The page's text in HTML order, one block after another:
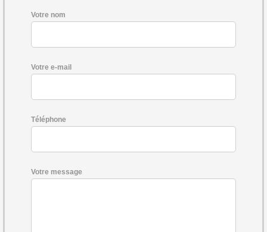
Votre nom
Votre e-mail
Téléphone
Votre message